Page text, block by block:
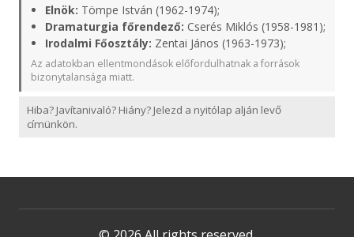
Elnök: Tömpe István (1962-1974);
Dramaturgia főrendező: Cserés Miklós (1958-1981);
Irodalmi Főosztály: Zentai János (1963-1973);
Az adatokban ellentmondások előfordulhatnak a források
bizonytalansága miatt.
Hiba? Javítanivaló? Hiány? Jelezd a nyitólap alján levő
címünkön.